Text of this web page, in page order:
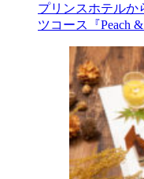
プリンスホテルか
ツコース『Peach